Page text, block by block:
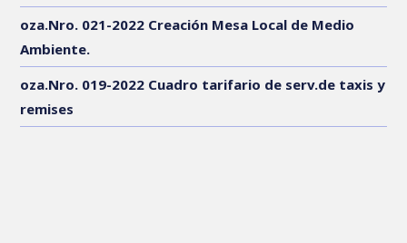
oza.Nro. 021-2022 Creación Mesa Local de Medio
Ambiente.
oza.Nro. 019-2022 Cuadro tarifario de serv.de taxis y
remises